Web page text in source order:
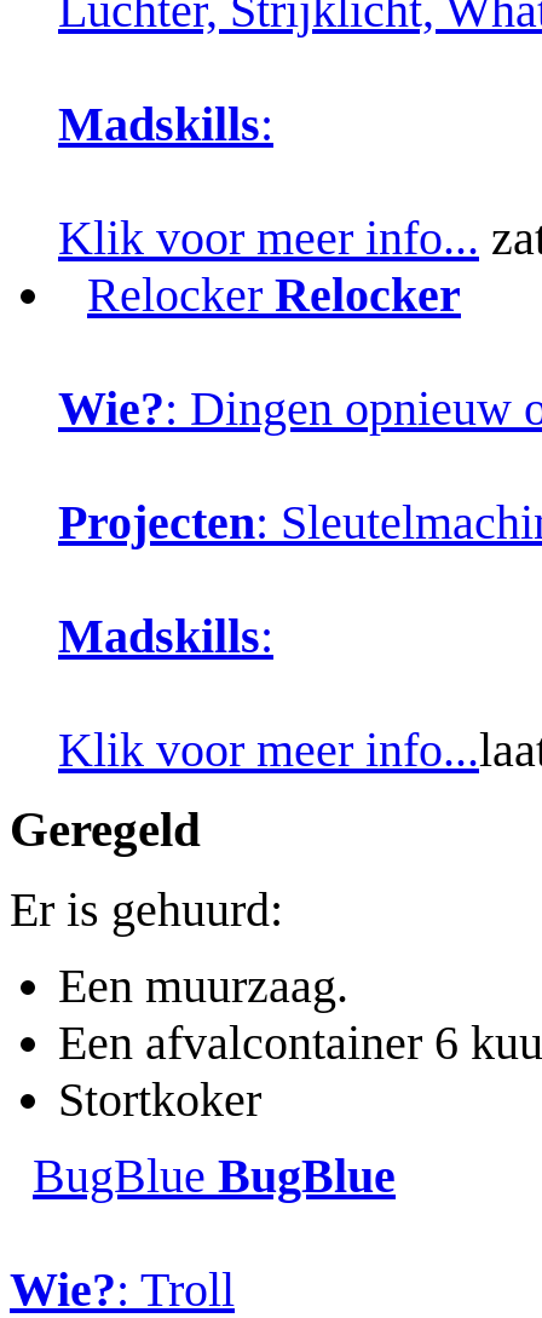
Madskills:
Klik voor meer info...
Relocker Relocker
Wie?: Dingen opnieuw
Projecten:
Madskills:
Klik voor meer info...
Geregeld
Er is gehuurd:
Een muurzaag.
Een afvalcontainer 6
Stortkoker
BugBlue BugBlue
Wie?: Troll